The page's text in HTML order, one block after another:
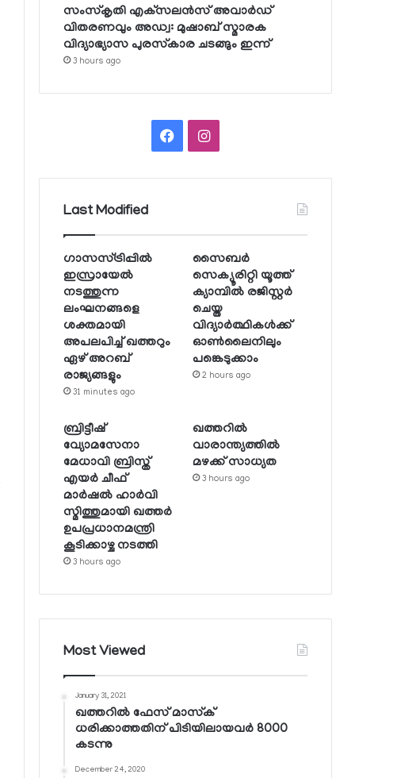
സംസ്‌കൃതി എക്‌സലന്‍സ് അവാര്‍ഡ്
വിതരണവും അഡ്വ: മുഷാബ് സ്മാരക
വിദ്യാഭ്യാസ പുരസ്‌കാര ചടങ്ങും ഇന്ന്
3 hours ago
FacebookInstagram
Last Modified
ഗാസസ്ട്രിപ്പില്‍
ഇസ്രായേല്‍
നടത്തുന്ന
ലംഘനങ്ങളെ
ശക്തമായി
അപലപിച്ച് ഖത്തറും
ഏഴ് അറബ്
രാജ്യങ്ങളും
31 minutes ago
സൈബര്‍
സെക്യൂരിറ്റി യൂത്ത്
ക്യാമ്പില്‍ രജിസ്റ്റര്‍
ചെയ്ത
വിദ്യാര്‍ത്ഥികള്‍ക്ക്
ഓണ്‍ലൈനിലും
പങ്കെടുക്കാം
2 hours ago
ബ്രിട്ടീഷ്
വ്യോമസേനാ
മേധാവി ബ്രിസ്ത്
എയര്‍ ചീഫ്
മാര്‍ഷല്‍ ഹാര്‍വി
സ്മിത്തുമായി ഖത്തര്‍
ഉപപ്രധാനമന്ത്രി
കൂടിക്കാഴ്ച നടത്തി
3 hours ago
ഖത്തറില്‍
വാരാന്ത്യത്തില്‍
മഴക്ക് സാധ്യത
3 hours ago
Most Viewed
January 31, 2021
ഖത്തറില്‍ ഫേസ് മാസ്‌ക്
ധരിക്കാത്തതിന് പിടിയിലായവര്‍ 8000
കടന്നു
December 24, 2020